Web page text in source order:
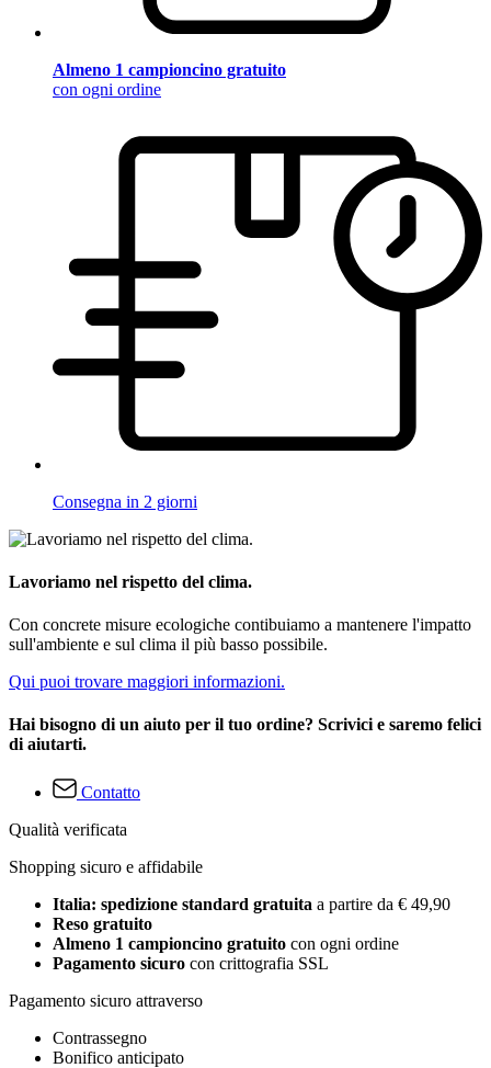
Almeno 1 campioncino gratuito
con ogni ordine
Consegna in 2 giorni
Lavoriamo nel rispetto del clima.
Con concrete misure ecologiche contibuiamo a mantenere l'impatto
sull'ambiente e sul clima il più basso possibile.
Qui puoi trovare maggiori informazioni.
Hai bisogno di un aiuto per il tuo ordine? Scrivici e saremo felici
di aiutarti.
Contatto
Qualità verificata
Shopping sicuro e affidabile
Italia: spedizione standard gratuita a partire da € 49,90
Reso gratuito
Almeno 1 campioncino gratuito con ogni ordine
Pagamento sicuro con crittografia SSL
Pagamento sicuro attraverso
Contrassegno
Bonifico anticipato